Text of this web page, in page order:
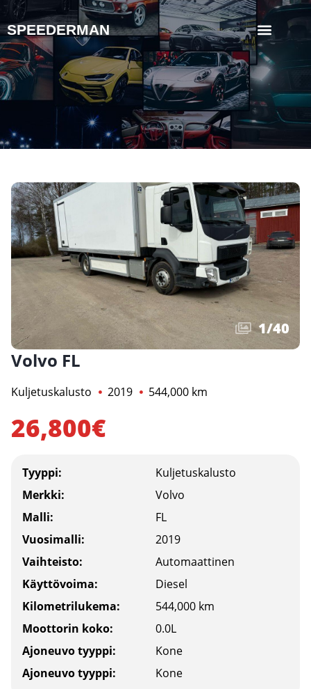
SPEEDERMAN
1/40
Volvo FL
Kuljetuskalusto 2019 544,000 km
26,800€
Tyyppi:
Kuljetuskalusto
Merkki:
Volvo
Malli:
FL
Vuosimalli:
2019
Vaihteisto:
Automaattinen
Käyttövoima:
Diesel
Kilometrilukema:
544,000 km
Moottorin koko:
0.0L
Ajoneuvo tyyppi:
Kone
Ajoneuvo tyyppi:
Kone